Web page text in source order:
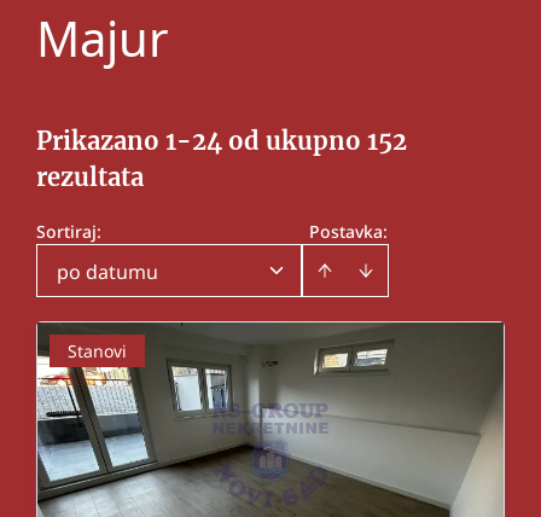
Majur
Prikazano 1-24 od ukupno 152
rezultata
Postavka:
Sortiraj:
po datumu
Stanovi